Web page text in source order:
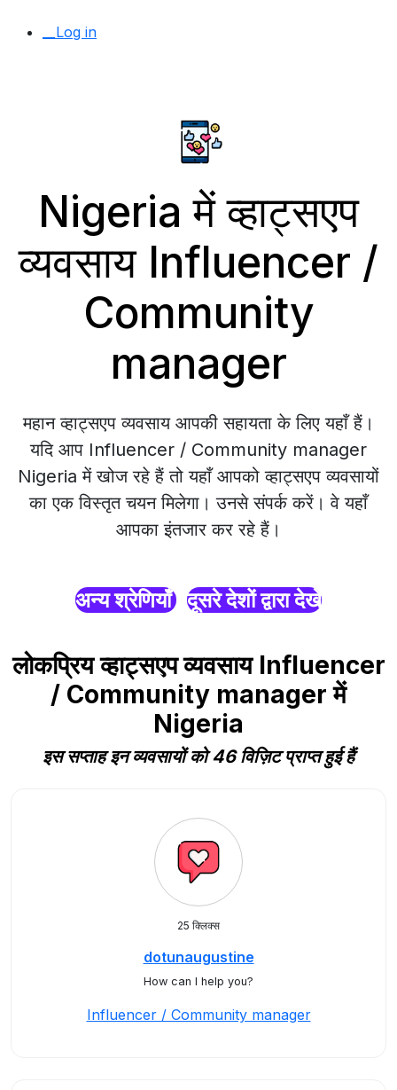
__Log in
Nigeria में व्हाट्सएप
व्यवसाय Influencer /
Community
manager
महान व्हाट्सएप व्यवसाय आपकी सहायता के लिए यहाँ हैं।
यदि आप Influencer / Community manager
Nigeria में खोज रहे हैं तो यहाँ आपको व्हाट्सएप व्यवसायों
का एक विस्तृत चयन मिलेगा। उनसे संपर्क करें। वे यहाँ
आपका इंतजार कर रहे हैं।
अन्य श्रेणियाँ दूसरे देशों द्वारा देखें
लोकप्रिय व्हाट्सएप व्यवसाय Influencer
/ Community manager में
Nigeria
इस सप्ताह इन व्यवसायों को 46 विज़िट प्राप्त हुई हैं
25 क्लिक्स
dotunaugustine
How can I help you?
Influencer / Community manager